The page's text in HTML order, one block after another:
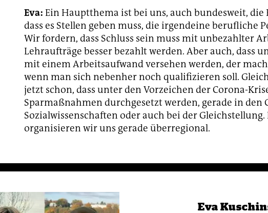
Eva: Ein Hauptthema ist bei uns, auch bundesweit, die
dass es Stellen geben muss, die irgendeine berufliche
Wir fordern, dass Schluss sein muss mit unbezahlter
Lehraufträge besser bezahlt werden. Aber auch, dass
mit einem Arbeitsaufwand versehen werden, der
wenn man sich nebenher noch qualifizieren soll.
jetzt schon, dass unter den Vorzeichen der Corona-
Sparmaßnahmen durchgesetzt werden, gerade in den
Sozialwissenschaften oder auch bei der Gleichstellung.
organisieren wir uns gerade überregional.
Eva